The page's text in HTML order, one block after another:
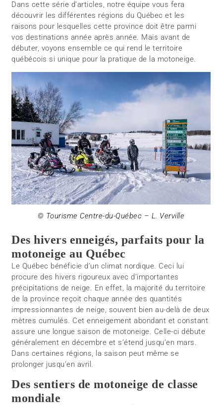
Dans cette série d’articles, notre équipe vous fera
découvrir les différentes régions du Québec et les
raisons pour lesquelles cette province doit être parmi
vos destinations année après année. Mais avant de
débuter, voyons ensemble ce qui rend le territoire
québécois si unique pour la pratique de la motoneige.
© Tourisme Centre-du-Québec – L. Verville
Des hivers enneigés, parfaits pour la
motoneige au Québec
Le Québec bénéficie d’un climat nordique. Ceci lui
procure des hivers rigoureux avec d’importantes
précipitations de neige. En effet, la majorité du territoire
de la province reçoit chaque année des quantités
impressionnantes de neige, souvent bien au-delà de deux
mètres cumulés. Cet enneigement abondant et constant
assure une longue saison de motoneige. Celle-ci débute
généralement en décembre et s’étend jusqu’en mars.
Dans certaines régions, la saison peut même se
prolonger jusqu’en avril.
Des sentiers de motoneige de classe
mondiale